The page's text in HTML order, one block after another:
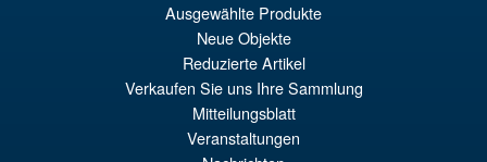
PRE ORDENA
Ausgewählte Produkte
Neue Objekte
Reduzierte Artikel
Verkaufen Sie uns Ihre Sammlung
Mitteilungsblatt
Veranstaltungen